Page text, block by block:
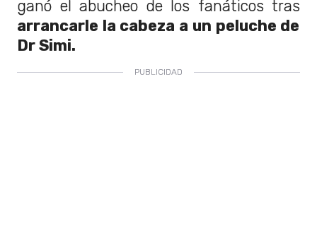
ganó el abucheo de los fanáticos tras
arrancarle la cabeza a un peluche de
Dr Simi.